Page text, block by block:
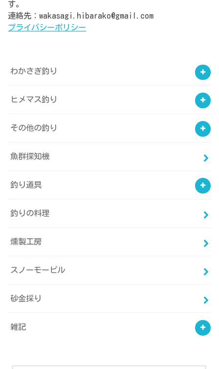
す。
連絡先：wakasagi.hibarako@gmail.com
プライバシーポリシー
わかさぎ釣り
ヒメマス釣り
その他の釣り
魚群探知機
釣り道具
釣りの料理
燻製工房
スノーモービル
砂金採り
雑記